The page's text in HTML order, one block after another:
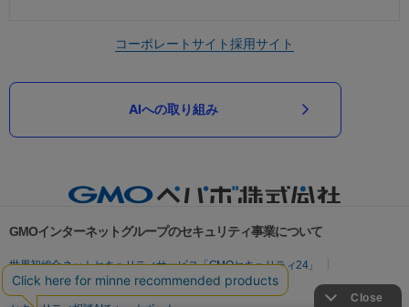
コーポレートサイト採用サイト
AIへの取り組み
GMOインターネットグループのセキュリティ事業について
世界初総合ネットセキュリティサービス「GMOセキュリティ24」
パスワード漏洩診断
Webサイトリスク診断